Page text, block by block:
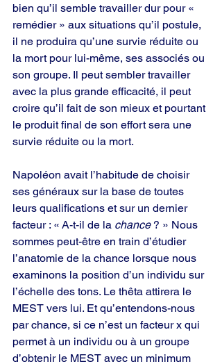
bien qu’il semble travailler dur pour «
remédier » aux situations qu’il postule,
il ne produira qu’une survie réduite ou
la mort pour lui-même, ses associés ou
son groupe. Il peut sembler travailler
avec la plus grande efficacité, il peut
croire qu’il fait de son mieux et pourtant
le produit final de son effort sera une
survie réduite ou la mort.
Napoléon avait l’habitude de choisir
ses généraux sur la base de toutes
leurs qualifications et sur un dernier
facteur : « A-t-il de la chance ? » Nous
sommes peut-être en train d’étudier
l’anatomie de la chance lorsque nous
examinons la position d’un individu sur
l’échelle des tons. Le thêta attirera le
MEST vers lui. Et qu’entendons-nous
par chance, si ce n’est un facteur x qui
permet à un individu ou à un groupe
d’obtenir le MEST avec un minimum